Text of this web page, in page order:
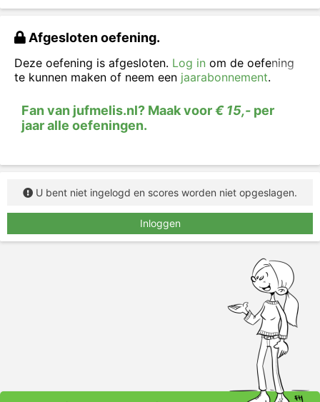
Afgesloten oefening.
Deze oefening is afgesloten. Log in om de oefening
te kunnen maken of neem een jaarabonnement.
Fan van jufmelis.nl? Maak voor€ 15,- per
jaar alle oefeningen.
U bent niet ingelogd en scores worden niet opgeslagen.
Inloggen